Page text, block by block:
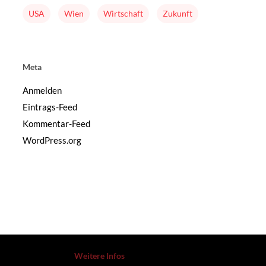
USA Wien Wirtschaft Zukunft
Meta
Anmelden
Eintrags-Feed
Kommentar-Feed
WordPress.org
Weitere Infos